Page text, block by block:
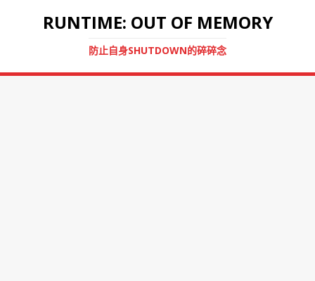
RUNTIME: OUT OF MEMORY
防止自身SHUTDOWN的碎碎念